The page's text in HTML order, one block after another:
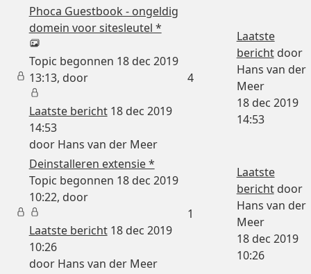
Phoca Guestbook - ongeldig
domein voor sitesleutel *
Topic begonnen 18 dec 2019
13:13, door
Laatste bericht18 dec 2019
14:53
door Hans van der Meer
4
Laatste
berichtdoor
Hans van der
Meer
18 dec 2019
14:53
Deinstalleren extensie *
Topic begonnen 18 dec 2019
10:22, door
Laatste bericht18 dec 2019
10:26
door Hans van der Meer
1
Laatste
berichtdoor
Hans van der
Meer
18 dec 2019
10:26